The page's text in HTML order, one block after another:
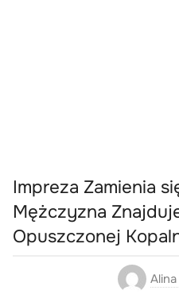
Impreza Zamienia
Mężczyzna
Opuszczonej